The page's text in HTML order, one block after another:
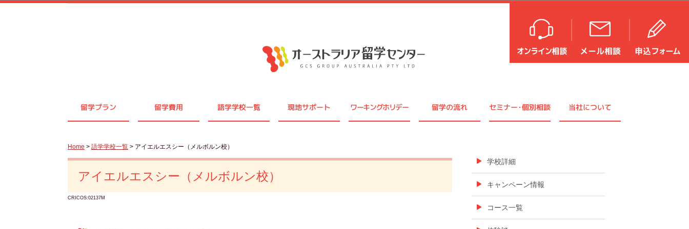
留学プラン 留学費用 語学学校一覧 現地サポート ワーキングホリデー 留学の流れ セミナー・個別相談 当社について
Home > 語学学校一覧 > アイエルエスシー（メルボルン校）
アイエルエスシー（メルボルン校）
CRICOS:02137M
学校詳細
キャンペーン情報
コース一覧